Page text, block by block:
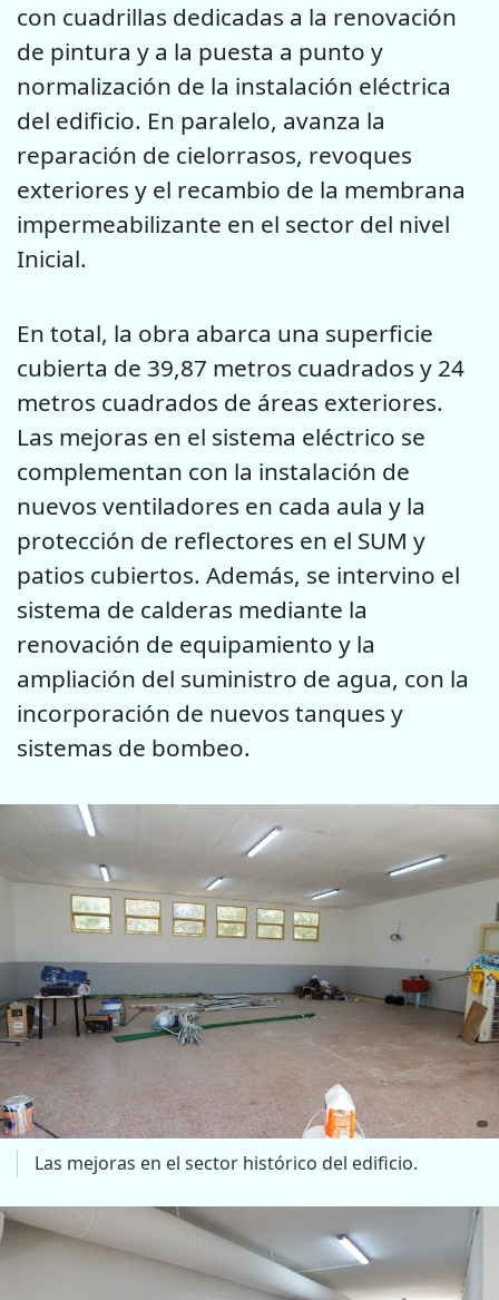
con cuadrillas dedicadas a la renovación
de pintura y a la puesta a punto y
normalización de la instalación eléctrica
del edificio. En paralelo, avanza la
reparación de cielorrasos, revoques
exteriores y el recambio de la membrana
impermeabilizante en el sector del nivel
Inicial.
En total, la obra abarca una superficie
cubierta de 39,87 metros cuadrados y 24
metros cuadrados de áreas exteriores.
Las mejoras en el sistema eléctrico se
complementan con la instalación de
nuevos ventiladores en cada aula y la
protección de reflectores en el SUM y
patios cubiertos. Además, se intervino el
sistema de calderas mediante la
renovación de equipamiento y la
ampliación del suministro de agua, con la
incorporación de nuevos tanques y
sistemas de bombeo.
Las mejoras en el sector histórico del edificio.